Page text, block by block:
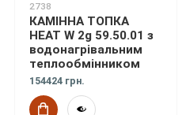
2738
КАМІННА ТОПКА
HEAT W 2g 59.50.01 з
водонагрівальним
теплообмінником
154424 грн.